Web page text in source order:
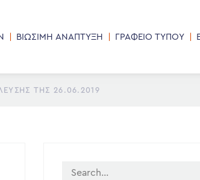
ΒΙΩΣΙΜΗ ΑΝΑΠΤΥΞΗ ΓΡΑΦΕΙΟ ΤΥΠΟΥ
ΤΗΣ 26.06.2019